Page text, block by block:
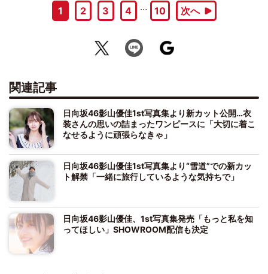
1 2 3 4 … 10 次へ
関連記事
日向坂46影山優佳1st写真集より新カット公開…衣
装さんの思いの詰まったワンピースに「大切に着こ
なせるように頑張らなきゃ」
日向坂46影山優佳1st写真集より“雪道”での新カッ
ト解禁「一緒に旅行しているような気持ちで」
日向坂46影山優佳、1st写真集発売「もっと私を知
ってほしい」SHOWROOM配信も決定